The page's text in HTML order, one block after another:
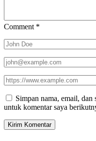
Comment *
Simpan nama, email, dan
untuk komentar saya